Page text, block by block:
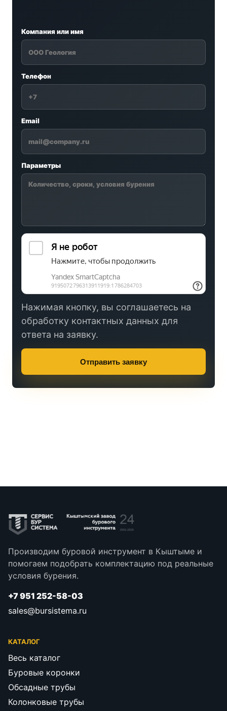
Компания или имя
Телефон
Email
Параметры
Нажимая кнопку, вы соглашаетесь на
обработку контактных данных для
ответа на заявку.
Отправить заявку
Производим буровой инструмент в Кыштыме и
помогаем подобрать комплектацию под реальные
условия бурения.
+7 951 252-58-03
sales@bursistema.ru
КАТАЛОГ
Весь каталог
Буровые коронки
Обсадные трубы
Колонковые трубы